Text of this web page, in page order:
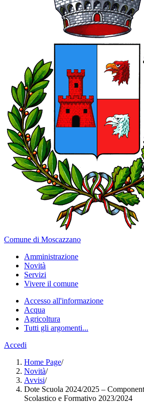
Comune di Moscazzano
Amministrazione
Novità
Servizi
Vivere il comune
Accesso all'informazione
Acqua
Agricoltura
Tutti gli argomenti...
Accedi
Home Page/
Novità/
Avvisi/
Dote Scuola 2024/2025 –
Scolastico e Formativo 2023/2024